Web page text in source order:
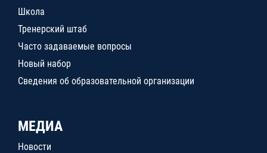
Школа
Тренерский штаб
Часто задаваемые вопросы
Новый набор
Сведения об образовательной организации
МЕДИА
Новости